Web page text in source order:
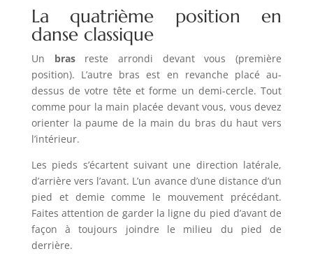
La quatrième position en
danse classique
Un brasreste arrondi devant vous (première
position). L’autre bras est en revanche placé au-
dessus de votre tête et forme un demi-cercle. Tout
comme pour la main placée devant vous, vous devez
orienter la paume de la main du bras du haut vers
l’intérieur.
Les pieds s’écartent suivant une direction latérale,
d’arrière vers l’avant. L’un avance d’une distance d’un
pied et demie comme le mouvement précédant.
Faites attention de garder la ligne du pied d’avant de
façon à toujours joindre le milieu du pied de
derrière.